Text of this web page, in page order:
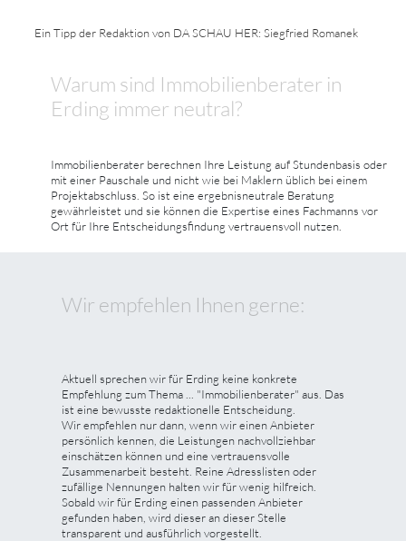
Ein Tipp der Redaktion von DA SCHAU HER: Siegfried Romanek
Warum sind Immobilienberater in
Erding immer neutral?
Immobilienberater berechnen Ihre Leistung auf Stundenbasis oder
mit einer Pauschale und nicht wie bei Maklern üblich bei einem
Projektabschluss. So ist eine ergebnisneutrale Beratung
gewährleistet und sie können die Expertise eines Fachmanns vor
Ort für Ihre Entscheidungsfindung vertrauensvoll nutzen.
Wir empfehlen Ihnen gerne:
Aktuell sprechen wir für Erding keine konkrete
Empfehlung zum Thema ... "Immobilienberater" aus. Das
ist eine bewusste redaktionelle Entscheidung.
Wir empfehlen nur dann, wenn wir einen Anbieter
persönlich kennen, die Leistungen nachvollziehbar
einschätzen können und eine vertrauensvolle
Zusammenarbeit besteht. Reine Adresslisten oder
zufällige Nennungen halten wir für wenig hilfreich.
Sobald wir für Erding einen passenden Anbieter
gefunden haben, wird dieser an dieser Stelle
transparent und ausführlich vorgestellt.